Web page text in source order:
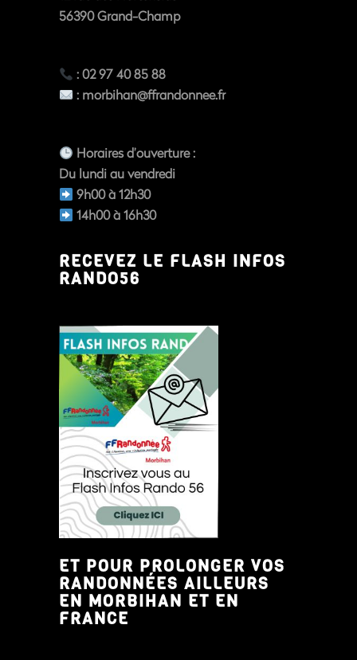
56390Grand-Champ
: 02 97 40 85 88
: morbihan@ffrandonnee.fr
Horaires d’ouverture:
Du lundi au vendredi
9h00 à 12h30
14h00 à 16h30
RECEVEZ LE FLASH INFOS
RANDO56
ET POUR PROLONGER VOS
RANDONNÉES AILLEURS
EN MORBIHAN ET EN
FRANCE